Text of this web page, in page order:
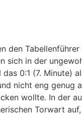
in der
0:1 (7. Minute)
nicht eng genug
wollte. In der
Torwart